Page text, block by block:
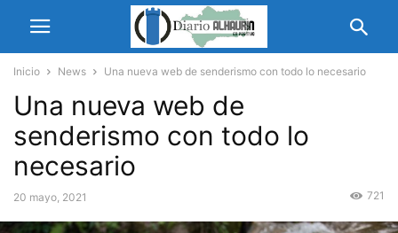
Inicio News Una nueva web de senderismo con todo lo necesario
Una nueva web de
senderismo con todo lo
necesario
20 mayo, 2021 721